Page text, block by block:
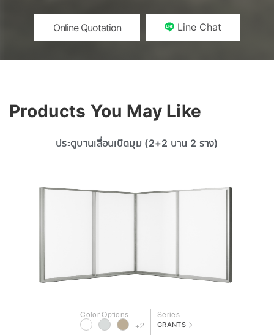
Online Quotation Line Chat
Products You May Like
ประตูบานเลื่อนเปิดมุม (2+2 บาน 2 ราง)
Color Options
+2
Series
GRANTS >